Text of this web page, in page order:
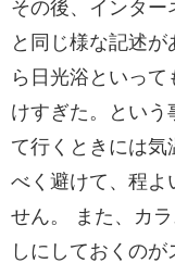
その後、インター
と同じ様な記述が
ら日光浴といっ
けすぎた。とい
て行くときには気
べく避けて、程よ
せん。 また、カ
しにしておくの